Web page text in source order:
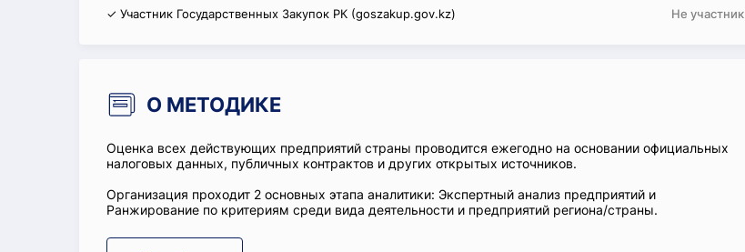
✓ Участник Государственных Закупок РК (goszakup.gov.kz)
Не участник
О МЕТОДИКЕ
Оценка всех действующих предприятий страны проводится ежегодно на основании официальных
налоговых данных, публичных контрактов и других открытых источников.
Организация проходит 2 основных этапа аналитики: Экспертный анализ предприятий и
Ранжирование по критериям среди вида деятельности и предприятий региона/страны.